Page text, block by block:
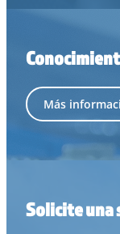
Más
Solicite una